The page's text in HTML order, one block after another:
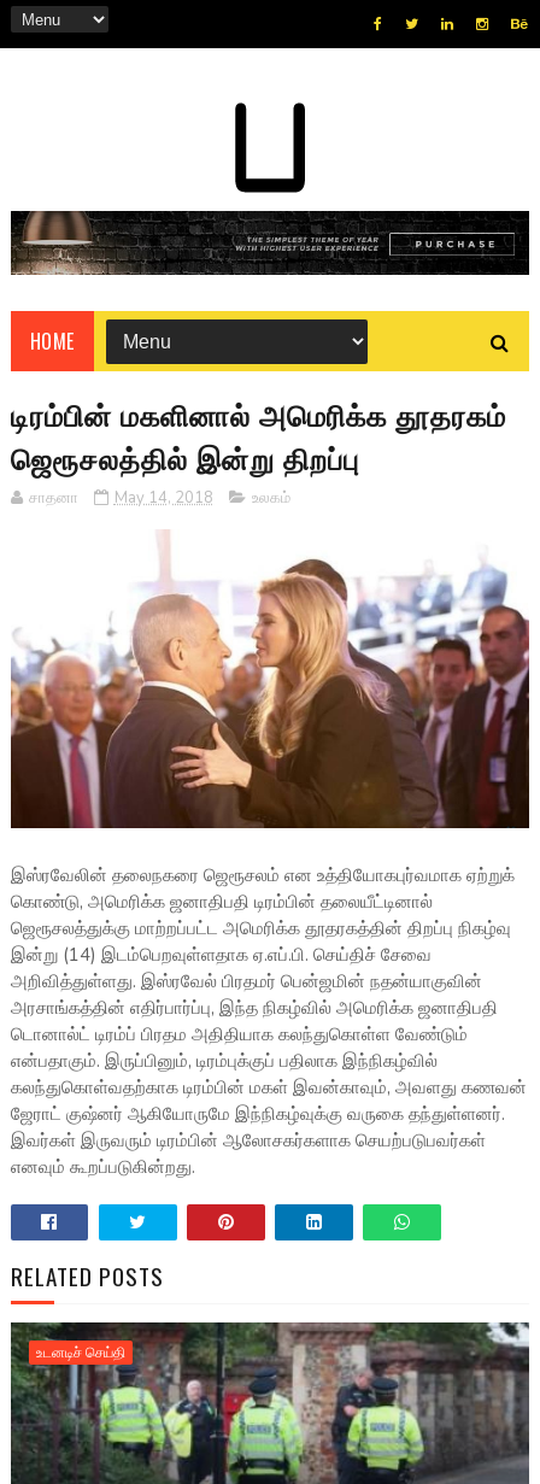
HOME
டிரம்பின் மகளினால் அமெரிக்க தூதரகம்
ஜெரூசலத்தில் இன்று திறப்பு
சாதனா May 14, 2018 உலகம்
இஸ்ரவேலின் தலைநகரை ஜெரூசலம் என உத்தியோகபுர்வமாக ஏற்றுக்
கொண்டு, அமெரிக்க ஜனாதிபதி டிரம்பின் தலையீட்டினால்
ஜெரூசலத்துக்கு மாற்றப்பட்ட அமெரிக்க தூதரகத்தின் திறப்பு நிகழ்வு
இன்று (14) இடம்பெறவுள்ளதாக ஏ.எப்.பி. செய்திச் சேவை
அறிவித்துள்ளது. இஸ்ரவேல் பிரதமர் பென்ஜமின் நதன்யாகுவின்
அரசாங்கத்தின் எதிர்பார்ப்பு, இந்த நிகழ்வில் அமெரிக்க ஜனாதிபதி
டொனால்ட் டிரம்ப் பிரதம அதிதியாக கலந்துகொள்ள வேண்டும்
என்பதாகும். இருப்பினும், டிரம்புக்குப் பதிலாக இந்நிகழ்வில்
கலந்துகொள்வதற்காக டிரம்பின் மகள் இவன்காவும், அவளது கணவன்
ஜேராட் குஷ்னர் ஆகியோருமே இந்நிகழ்வுக்கு வருகை தந்துள்ளனர்.
இவர்கள் இருவரும் டிரம்பின் ஆலோசகர்களாக செயற்படுபவர்கள்
எனவும் கூறப்படுகின்றது.
RELATED POSTS
உடனடிச் செய்தி